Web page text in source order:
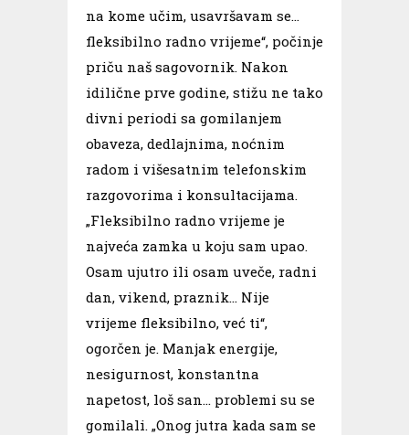
na kome učim, usavršavam se…
fleksibilno radno vrijeme“, počinje
priču naš sagovornik. Nakon
idilične prve godine, stižu ne tako
divni periodi sa gomilanjem
obaveza, dedlajnima, noćnim
radom i višesatnim telefonskim
razgovorima i konsultacijama.
„Fleksibilno radno vrijeme je
najveća zamka u koju sam upao.
Osam ujutro ili osam uveče, radni
dan, vikend, praznik… Nije
vrijeme fleksibilno, već ti“,
ogorčen je. Manjak energije,
nesigurnost, konstantna
napetost, loš san… problemi su se
gomilali. „Onog jutra kada sam se